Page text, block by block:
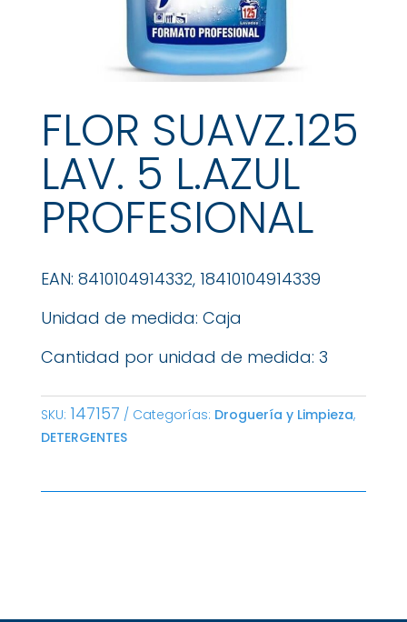
FLOR SUAVZ.125
LAV. 5 L.AZUL
PROFESIONAL
EAN: 8410104914332, 18410104914339
Unidad de medida: Caja
Cantidad por unidad de medida: 3
SKU: 147157 Categorías: Droguería y Limpieza,
DETERGENTES